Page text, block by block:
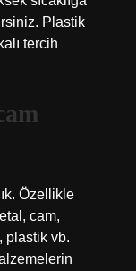
Plastik
tercih
Özellikle
cam,
plastik vb.